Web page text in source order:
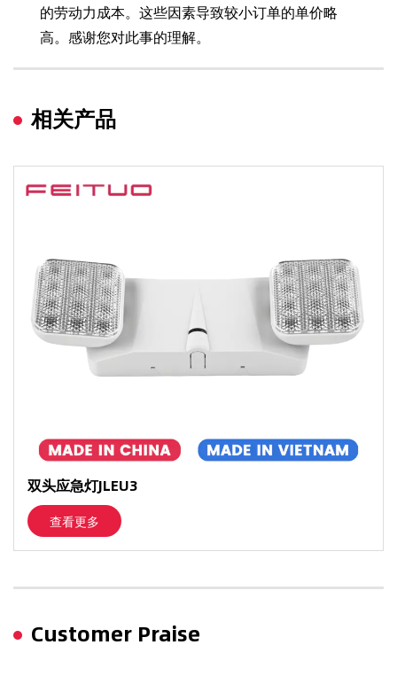
的劳动力成本。这些因素导致较小订单的单价略
高。感谢您对此事的理解。
相关产品
双头应急灯JLEU3
查看更多
Customer Praise